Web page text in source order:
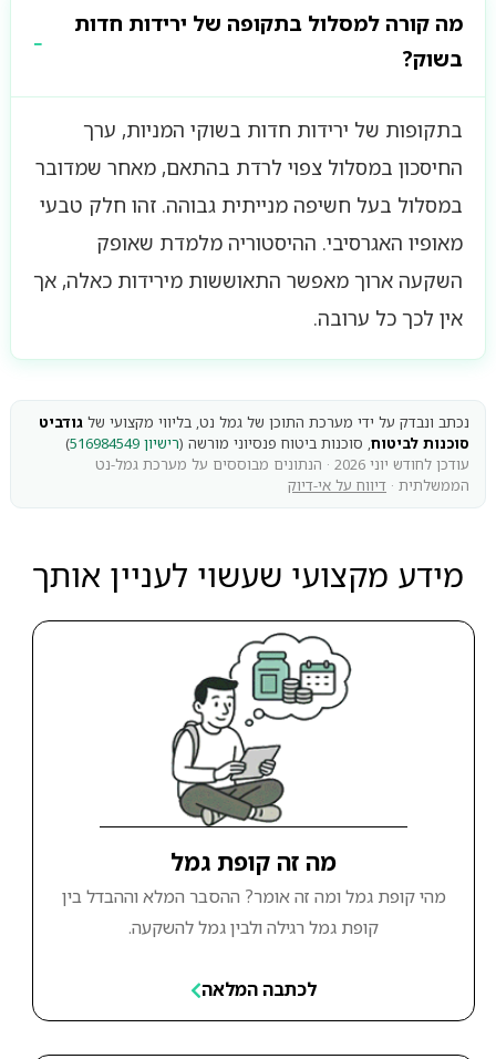
מה קורה למסלול בתקופה של ירידות חדות
בשוק?
בתקופות של ירידות חדות בשוקי המניות, ערך
החיסכון במסלול צפוי לרדת בהתאם, מאחר שמדובר
במסלול בעל חשיפה מנייתית גבוהה. זהו חלק טבעי
מאופיו האגרסיבי. ההיסטוריה מלמדת שאופק
השקעה ארוך מאפשר התאוששות מירידות כאלה, אך
אין לכך כל ערובה.
נכתב ונבדק על ידי מערכת התוכן של גמל נט, בליווי מקצועי של גודביט
סוכנות לביטוח, סוכנות ביטוח פנסיוני מורשה (רישיון 516984549
)
עודכן לחודש יוני 2026 · הנתונים מבוססים על מערכת גמל-נט
הממשלתית · דיווח על אי-דיוק
מידע מקצועי שעשוי לעניין אותך
מה זה קופת גמל
מהי קופת גמל ומה זה אומר? ההסבר המלא וההבדל בין
קופת גמל רגילה ולבין גמל להשקעה.
לכתבה המלאה